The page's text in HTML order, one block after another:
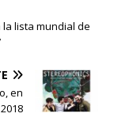
la lista mundial de
en